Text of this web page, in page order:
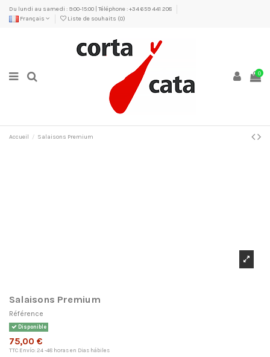
Du lundi au samedi : 9:00-15:00 | Téléphone : +34 659 441 208
Français
Liste de souhaits (0)
0
Accueil Salaisons Premium
Salaisons Premium
Référence
Disponible
75,00 €
TTC Envío: 24 -48 horas en Dias hábiles